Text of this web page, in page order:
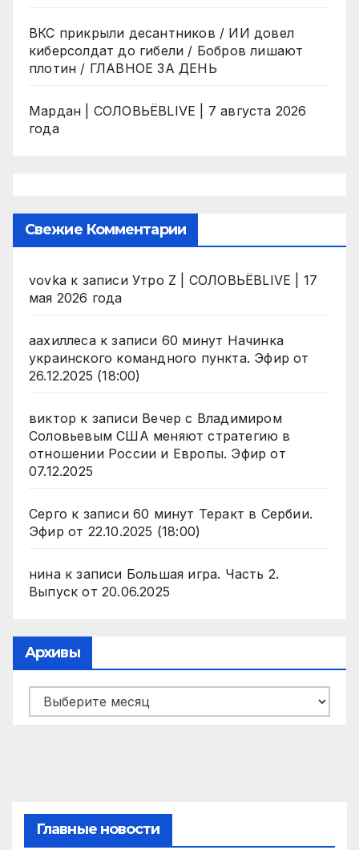
ВКС прикрыли десантников / ИИ довел
киберсолдат до гибели / Бобров лишают
плотин / ГЛАВНОЕ ЗА ДЕНЬ
Мардан | СОЛОВЬЁВLIVE | 7 августа 2026
года
Свежие Комментарии
vovka к записи Утро Z | СОЛОВЬЁВLIVE | 17
мая 2026 года
аахиллесак записи 60 минут Начинка
украинского командного пункта. Эфир от
26.12.2025 (18:00)
виктор к записи Вечер с Владимиром
Соловьевым США меняют стратегию в
отношении России и Европы. Эфир от
07.12.2025
Серго к записи 60 минут Теракт в Сербии.
Эфир от 22.10.2025 (18:00)
нинак записи Большая игра. Часть 2.
Выпуск от 20.06.2025
Архивы
Архивы
Главные новости